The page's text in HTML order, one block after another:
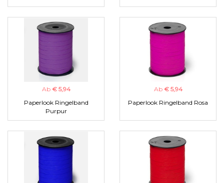
Ab € 5,94
Paperlook Ringelband
Purpur
Ab € 5,94
Paperlook Ringelband Rosa